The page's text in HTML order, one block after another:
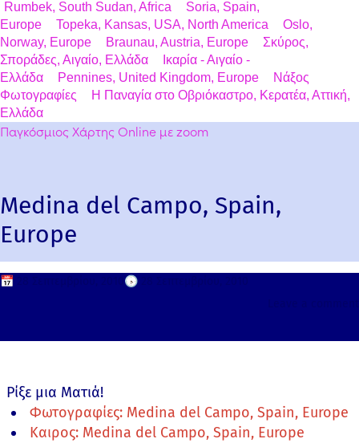
Rumbek, South Sudan, Africa
Soria, Spain,
Europe
Topeka, Kansas, USA, North America
Oslo,
Norway, Europe
Braunau, Austria, Europe
Σκύρος,
Σποράδες, Αιγαίο, Ελλάδα
Ικαρία - Αιγαίο -
Ελλάδα
Pennines, United Kingdom, Europe
Νάξος
Φωτογραφίες
Η Παναγία στο Οβριόκαστρο, Κερατέα, Αττική,
Ελλάδα
Παγκόσμιος Χάρτης Online με zoom
Medina del Campo, Spain,
Europe
📅 🕟
Ρίξε μια Ματιά!
Φωτογραφίες: Medina del Campo, Spain, Europe
Καιρος: Medina del Campo, Spain, Europe